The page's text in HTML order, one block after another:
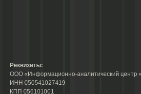
Реквизиты:
ООО «Информационно-аналитический центр
ИНН 050541027419
КПП 056101001